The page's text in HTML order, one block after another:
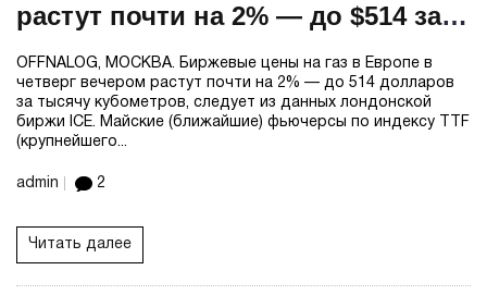
растут почти на 2% — до $514 за
тыс кубометров
OFFNALOG, МОСКВА. Биржевые цены на газ в Европе в
четверг вечером растут почти на 2% — до 514 долларов
за тысячу кубометров, следует из данных лондонской
биржи ICE. Майские (ближайшие) фьючерсы по индексу TTF
(крупнейшего...
admin 2
Читать далее